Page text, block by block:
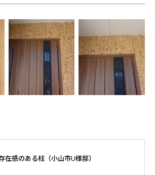
感のある柱（小山市U様邸）